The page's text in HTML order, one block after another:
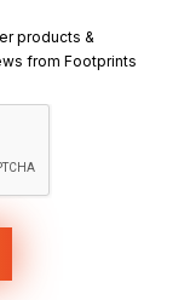
products &
from Footprints